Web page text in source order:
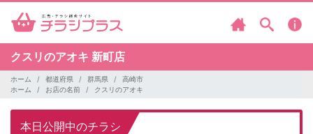
クスリのアオキ 新町店
ホーム 都道府県 群馬県
高崎市
ホーム
お店の名前 クスリのアオキ
本日公開中のチラシ